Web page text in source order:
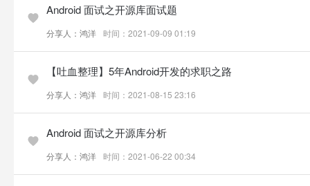
Android 面试之开源库面试题
分享人：鸿洋 时间：2021-09-09 01:19
【吐血整理】5年Android开发的求职之路
分享人：鸿洋 时间：2021-08-15 23:16
Android 面试之开源库分析
分享人：鸿洋 时间：2021-06-22 00:34